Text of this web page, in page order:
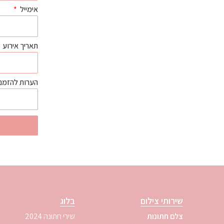
אימייל
תאריך אירוע
הערות
שירותי צילום
צלם חתונות
בלוג
שירי חתונה 2024